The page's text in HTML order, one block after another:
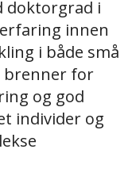
doktorgrad i
innen
i både små
brenner for
og god
individer og